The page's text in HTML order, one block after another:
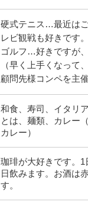
硬式テニス…最近は
レビ観戦も好きです。
ゴルフ…好きですが
（早く上手くなって
顧問先様コンペを主
和食、寿司、イタリ
とは、麺類、カレー
カレー）
珈琲が大好きです。
日飲みます。お酒は
す。